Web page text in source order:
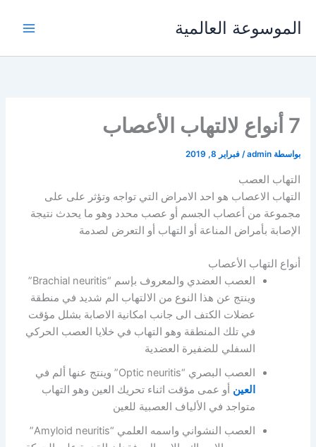
الموسوعة العالمية
7 أنواع لالتهاب الأعصاب
بواسطة admin
/فبراير 8, 2019
التهاب العصب
التهاب الاعصاب هو احد الامراض التي تواجه وتؤثر على على
مجموعة من أعصاب الجسم أو عصب محدد وهو ما يحدث نتيجة
الإصابة بأمراض المناعة أو التهاب أو التعرض لصدمة
أنواع التهاب الأعصاب
العصب العضدي والمعروف بإسم “Brachial neuritis”
وينتج عن هذا النوع من الالتهاب الم شديد في منطقة
عضلات الكتف الى جانب امكانية الاصابة بشلل مؤقت
في تلك المنطقة وهو التهاب في خلايا العصب الحركي
السفلي للضفيرة العضدية
العصب البصري “Optic neuritis” وينتج عنها ألم في
العين أو عمى مؤقت اثناء تحريك العين وهو التهاب
متواجد في الألياف العصبية للعين
العصب النشواني واسمه العلمي “Amyloid neuritis”